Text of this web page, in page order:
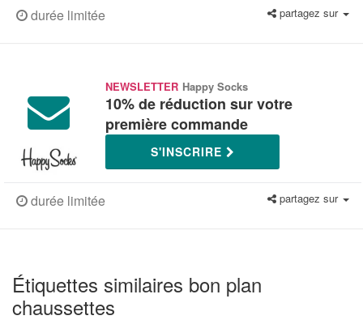
durée limitée partagez sur
NEWSLETTER Happy Socks
10% de réduction sur votre
première commande
S'INSCRIRE
durée limitée partagez sur
Étiquettes similaires bon plan
chaussettes